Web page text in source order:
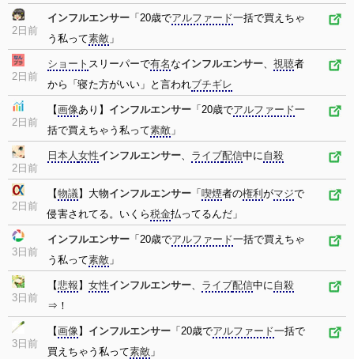
2日前
インフルエンサー 「20歳でアルファード一括で買えちゃ
う私って素敵 」
2日前
ショート スリーパーで有名なインフルエンサー、 視聴者
から「寝た方がいい」と言われブチギレ
2日前
【画像あり】 インフルエンサー 「20歳でアルファード一
括で買えちゃう私って素敵 」
2日前
日本人女性インフルエンサー、 ライブ配信中に自殺
2日前
【物議】大物インフルエンサー 「 喫煙者の権利 がマジで
侵害されてる。いくら税金払ってるんだ」
3日前
インフルエンサー 「20歳でアルファード一括で買えちゃ
う私って素敵 」
3日前
【悲報 】 女性インフルエンサー、 ライブ配信中に自殺
⇒！
3日前
【画像】 インフルエンサー 「20歳でアルファード一括で
買えちゃう私って素敵 」